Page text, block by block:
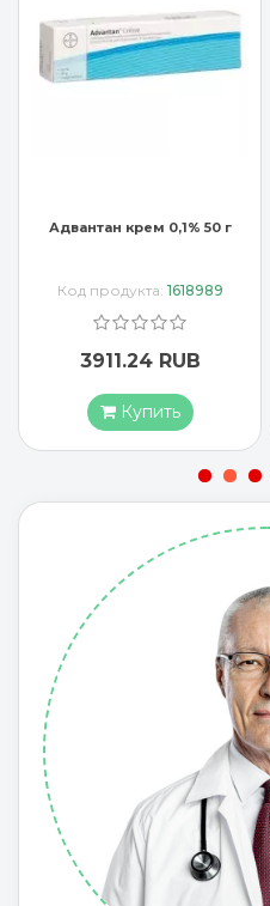
Адвантан мазь 0,1% 30 г
Код продукта: 1470647
4811.27 RUB
Купить